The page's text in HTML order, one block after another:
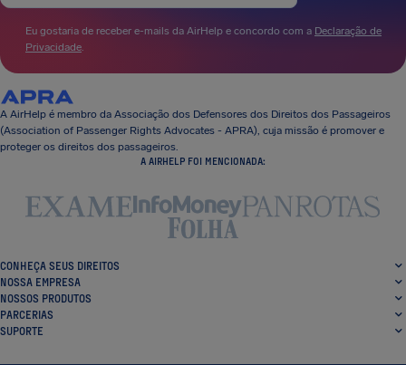
Eu gostaria de receber e-mails da AirHelp e concordo com a Declaração de
Privacidade.
A AirHelp é membro da Associação dos Defensores dos Direitos dos Passageiros
(Association of Passenger Rights Advocates - APRA), cuja missão é promover e
proteger os direitos dos passageiros.
A AIRHELP FOI MENCIONADA:
CONHEÇA SEUS DIREITOS
NOSSA EMPRESA
NOSSOS PRODUTOS
PARCERIAS
SUPORTE